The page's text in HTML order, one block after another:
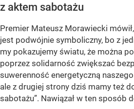
z aktem sabotażu
Premier Mateusz Morawiecki
jest podwójnie symboliczny, bo z
my pokazujemy światu, że można
poprzez solidarność zwiększać
suwerenność energetyczną
ale z drugiej strony dziś mamy też
sabotażu”. Nawiązał w ten sposób